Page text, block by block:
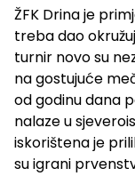
ŽFK Drina je
treba dao
turnir novo su
na gostujuće
od godinu dana
nalaze u
iskorištena je
su igrani